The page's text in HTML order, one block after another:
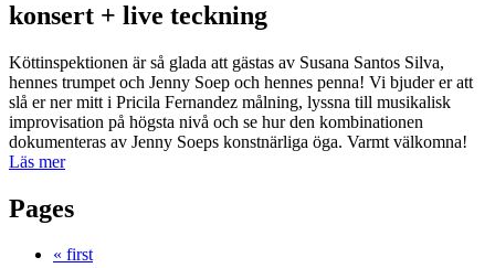
konsert + live teckning
Köttinspektionen är så glada att gästas av Susana Santos Silva,
hennes trumpet och Jenny Soep och hennes penna! Vi bjuder er att
slå er ner mitt i Pricila Fernandez målning, lyssna till musikalisk
improvisation på högsta nivå och se hur den kombinationen
dokumenteras av Jenny Soeps konstnärliga öga. Varmt välkomna!
Läs mer
Pages
« first